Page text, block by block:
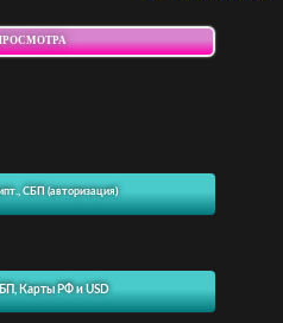
СБП (авторизация)
Карты РФ и USD